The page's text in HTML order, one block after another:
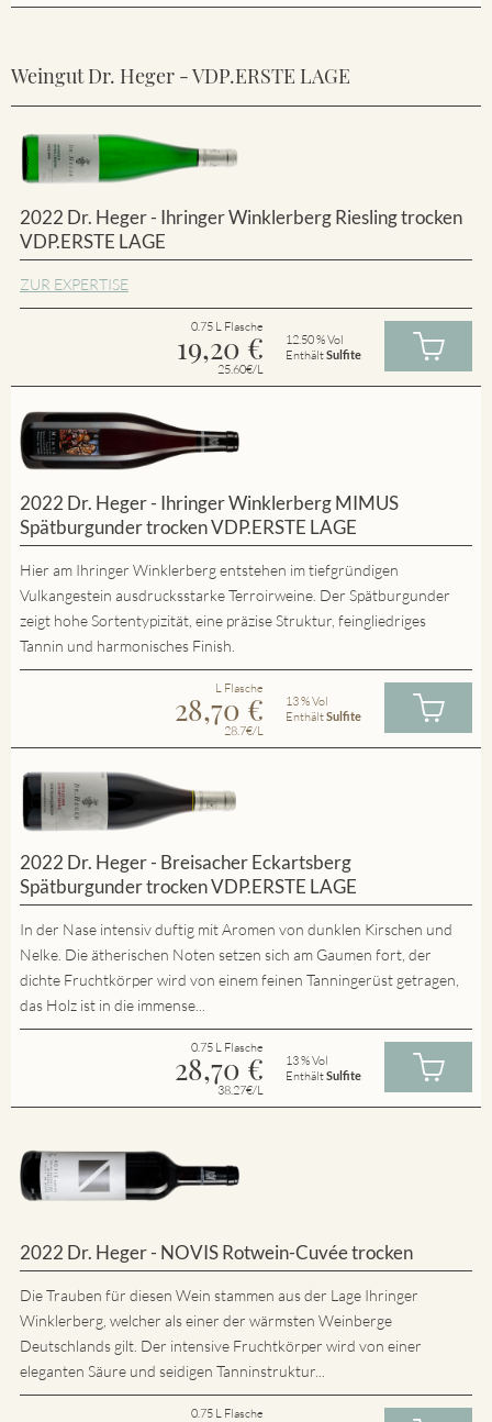
Weingut Dr. Heger - VDP.ERSTE LAGE
2022 Dr. Heger - Ihringer Winklerberg Riesling trocken
VDP.ERSTE LAGE
ZUR EXPERTISE
0.75 L Flasche
19,20 €
25.60€/L
12.50 % Vol
EnthältSulfite
2022 Dr. Heger - Ihringer Winklerberg MIMUS
Spätburgunder trocken VDP.ERSTE LAGE
Hier am Ihringer Winklerberg entstehen im tiefgründigen
Vulkangestein ausdrucksstarke Terroirweine. Der Spätburgunder
zeigt hohe Sortentypizität, eine präzise Struktur, feingliedriges
Tannin und harmonisches Finish.
L Flasche
28,70 €
28.7€/L
13 % Vol
EnthältSulfite
2022 Dr. Heger - Breisacher Eckartsberg
Spätburgunder trocken VDP.ERSTE LAGE
In der Nase intensiv duftig mit Aromen von dunklen Kirschen und
Nelke. Die ätherischen Noten setzen sich am Gaumen fort, der
dichte Fruchtkörper wird von einem feinen Tanningerüst getragen,
das Holz ist in die immense...
0.75 L Flasche
28,70 €
38.27€/L
13 % Vol
EnthältSulfite
2022 Dr. Heger - NOVIS Rotwein-Cuvée trocken
Die Trauben für diesen Wein stammen aus der Lage Ihringer
Winklerberg, welcher als einer der wärmsten Weinberge
Deutschlands gilt. Der intensive Fruchtkörper wird von einer
eleganten Säure und seidigen Tanninstruktur...
0.75 L Flasche